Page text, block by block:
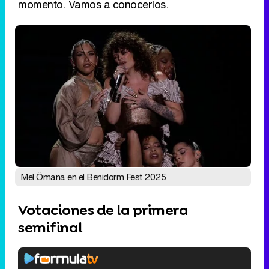
momento. Vamos a conocerlos.
Mel Ömana en el Benidorm Fest 2025
Votaciones de la primera
semifinal